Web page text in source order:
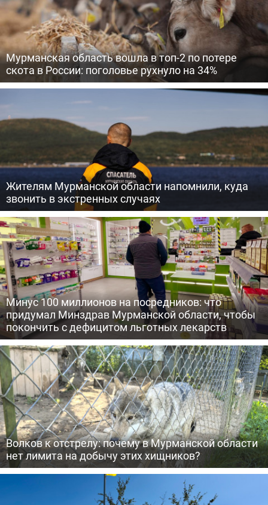
Мурманская область вошла в топ-2 по потере
скота в России: поголовье рухнуло на 34%
Жителям Мурманской области напомнили, куда
звонить в экстренных случаях
Минус 100 миллионов на посредников: что
придумал Минздрав Мурманской области, чтобы
покончить с дефицитом льготных лекарств
Волков к отстрелу: почему в Мурманской области
нет лимита на добычу этих хищников?